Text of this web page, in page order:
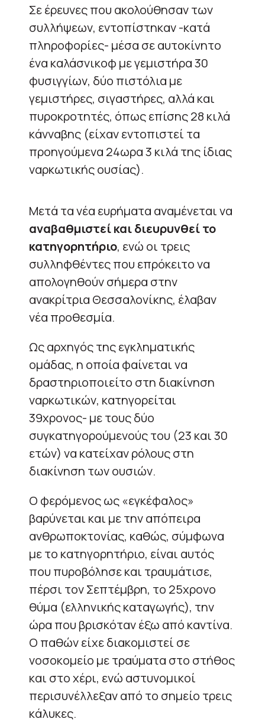
Σε έρευνες που ακολούθησαν των
συλλήψεων, εντοπίστηκαν -κατά
πληροφορίες- μέσα σε αυτοκίνητο
ένα καλάσνικοφ με γεμιστήρα 30
φυσιγγίων, δύο πιστόλια με
γεμιστήρες, σιγαστήρες, αλλά και
πυροκροτητές, όπως επίσης 28 κιλά
κάνναβης (είχαν εντοπιστεί τα
προηγούμενα 24ωρα 3 κιλά της ίδιας
ναρκωτικής ουσίας).
Μετά τα νέα ευρήματα αναμένεται να
αναβαθμιστεί και διευρυνθεί το
κατηγορητήριο, ενώ οι τρεις
συλληφθέντες που επρόκειτο να
απολογηθούν σήμερα στην
ανακρίτρια Θεσσαλονίκης, έλαβαν
νέα προθεσμία.
Ως αρχηγός της εγκληματικής
ομάδας, η οποία φαίνεται να
δραστηριοποιείτο στη διακίνηση
ναρκωτικών, κατηγορείται
39χρονος- με τους δύο
συγκατηγορούμενούς του (23 και 30
ετών) να κατείχαν ρόλους στη
διακίνηση των ουσιών.
Ο φερόμενος ως «εγκέφαλος»
βαρύνεται και με την απόπειρα
ανθρωποκτονίας, καθώς, σύμφωνα
με το κατηγορητήριο, είναι αυτός
που πυροβόλησε και τραυμάτισε,
πέρσι τον Σεπτέμβρη, το 25χρονο
θύμα (ελληνικής καταγωγής), την
ώρα που βρισκόταν έξω από καντίνα.
Ο παθών είχε διακομιστεί σε
νοσοκομείο με τραύματα στο στήθος
και στο χέρι, ενώ αστυνομικοί
περισυνέλλεξαν από το σημείο τρεις
κάλυκες.